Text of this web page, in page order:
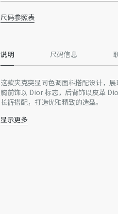
尺码参照表
说明 尺码信息
这款夹克突显同色调面料搭配设计，
胸前饰以 Dior 标志，后背饰以皮革
长裤搭配，打造优雅精致的造型。
对比鲜明的材质
显示更多